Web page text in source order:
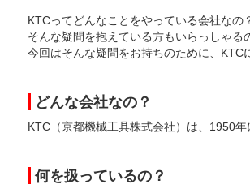
KTCってどんなことをやっている会社なの
そんな疑問を抱えている方もいらっしゃる
今回はそんな疑問をお持ちのために、KTC
どんな会社なの？
KTC（京都機械工具株式会社）は、1950
何を扱っているの？